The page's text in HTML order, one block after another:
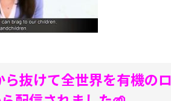
ら抜けて全世界を有機の